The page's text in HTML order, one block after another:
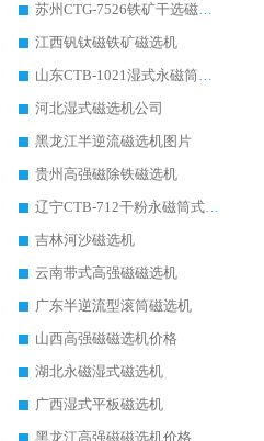
苏州CTG-7526铁矿干选磁选机
江西钒钛磁铁矿磁选机
山东CTB-1021湿式永磁筒式磁选机
河北湿式磁选机公司
黑龙江半逆流磁选机图片
贵州高强磁除铁磁选机
辽宁CTB-712干粉永磁筒式磁选机
吉林河沙磁选机
云南带式高强磁磁选机
广东半逆流型滚筒磁选机
山西高强磁磁选机价格
湖北永磁湿式磁选机
广西湿式平板磁选机
黑龙江高强磁磁选机价格